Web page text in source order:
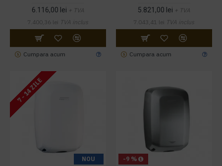
6.116,00 lei + TVA
7.400,36 lei TVA inclus
Cumpara acum
5.821,00 lei + TVA
7.043,41 lei TVA inclus
Cumpara acum
NOU
7 - 14 ZILE
-9 %